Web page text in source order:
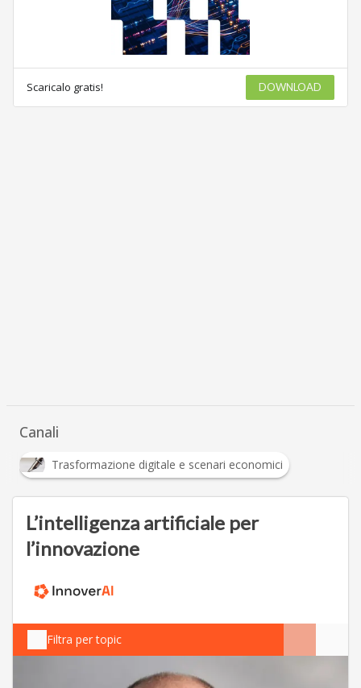
Scaricalo gratis! DOWNLOAD
Canali
Trasformazione digitale e scenari economici
L’intelligenza artificiale per
l’innovazione
Filtra per topic